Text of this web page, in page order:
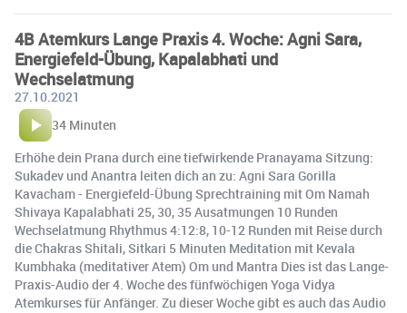
4B Atemkurs Lange Praxis 4. Woche: Agni Sara,
Energiefeld-Übung, Kapalabhati und
Wechselatmung
27.10.2021
34 Minuten
Erhöhe dein Prana durch eine tiefwirkende Pranayama Sitzung:
Sukadev und Anantra leiten dich an zu: Agni Sara Gorilla
Kavacham - Energiefeld-Übung Sprechtraining mit Om Namah
Shivaya Kapalabhati 25, 30, 35 Ausatmungen 10 Runden
Wechselatmung Rhythmus 4:12:8, 10-12 Runden mit Reise durch
die Chakras Shitali, Sitkari 5 Minuten Meditation mit Kevala
Kumbhaka (meditativer Atem) Om und Mantra Dies ist das Lange-
Praxis-Audio der 4. Woche des fünfwöchigen Yoga Vidya
Atemkurses für Anfänger. Zu dieser Woche gibt es auch das Audio